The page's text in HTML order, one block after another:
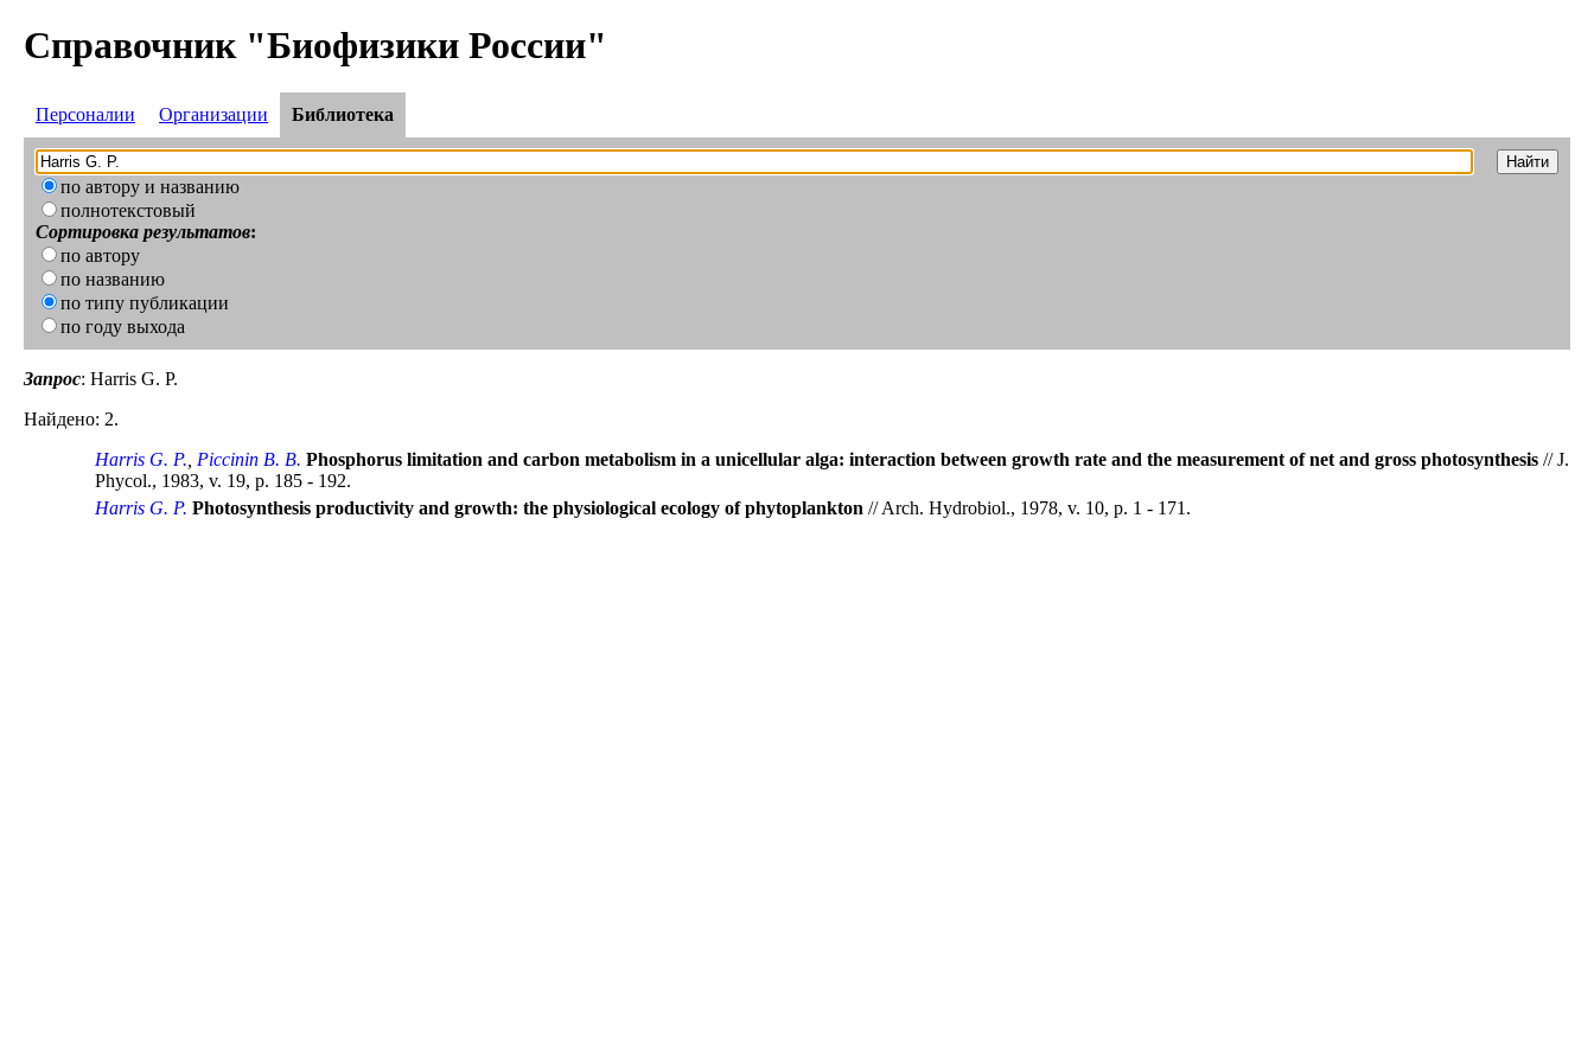
Справочник "Биофизики России"
Персоналии Организации Библиотека
по автору и названию
полнотекстовый
Сортировка результатов:
по автору
по названию
по типу публикации
по году выхода
Запрос: Harris G. P.
Найдено: 2.
Harris G. P., Piccinin B. B. Phosphorus limitation and carbon metabolism in a unicellular alga: interaction between growth rate and the measurement of net and gross photosynthesis // J.
Phycol., 1983, v. 19, p. 185 - 192.
Harris G. P. Photosynthesis productivity and growth: the physiological ecology of phytoplankton // Arch. Hydrobiol., 1978, v. 10, p. 1 - 171.